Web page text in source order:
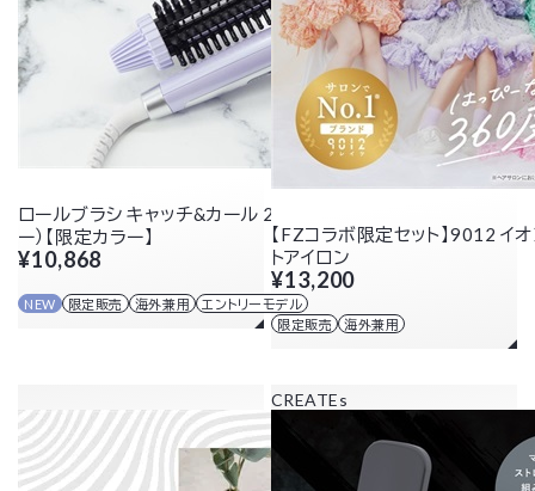
ロールブラシ キャッチ&カール 26mm（パールラベンダ
ー）【限定カラー】
¥10,868
NEW 限定販売 海外兼用 エントリーモデル
【FZコラボ限定セット】9012 イ
トアイロン
¥13,200
限定販売 海外兼用
CREATEs